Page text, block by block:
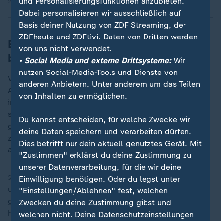
20.01.2025 | 104:10 min
Experte: Trumps Antrittsrede 2017
besonders scharf
Vormann zufolge ist der Gestus aller
Amtseinführungsreden seit dem
immer der gleiche. Nämlich ungefähr so: "Es war ein
schwerer Wahlkampf, wir haben gegeneinander
gekämpft. Und jetzt ist die Zeit, wieder
zusammenzukommen. Wir stehen vor großen Krisen,
aber als Nation können wir das leisten."
2017 aber sei es anders gewesen, "wo es tatsächlich
um eine sehr scharfe Kritik aller politischen Eliten
ging". Dass der Ton der ersten Ansprache härter war,
hätte man damals auch an den Gesichtsausdrücken
Dabei personalisieren wir ausschließlich auf
Basis deiner Nutzung von ZDF Streaming, der
ZDFheute und ZDFtivi. Daten von Dritten werden
von uns nicht verwendet.
• Social Media und externe Drittsysteme:Wir
nutzen Social-Media-Tools und Dienste von
anderen Anbietern. Unter anderem um das Teilen
von Inhalten zu ermöglichen.
Du kannst entscheiden, für welche Zwecke wir
deine Daten speichern und verarbeiten dürfen.
Dies betrifft nur dein aktuell genutztes Gerät. Mit
"Zustimmen" erklärst du deine Zustimmung zu
unserer Datenverarbeitung, für die wir deine
Einwilligung benötigen. Oder du legst unter
"Einstellungen/Ablehnen" fest, welchen
Zwecken du deine Zustimmung gibst und
welchen nicht. Deine Datenschutzeinstellungen